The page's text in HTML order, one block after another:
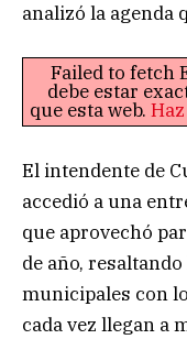
analizó la agenda
Failed to fetch
debe estar
que esta web.
El intendente de
accedió a una
que aprovechó
de año,
municipales con
cada vez llegan a